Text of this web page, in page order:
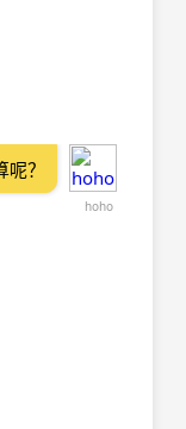
hoho
？